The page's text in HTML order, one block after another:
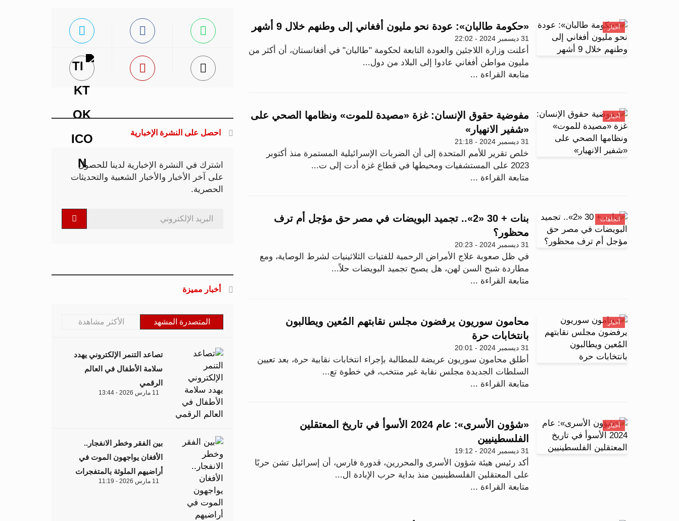
أخبار «حكومة طالبان»: عودة نحو مليون أفغاني إلى وطنهم خلال 9 أشهر
31 ديسمبر 2024 - 22:02
أعلنت وزارة اللاجئين والعودة التابعة لحكومة "طالبان" في أفغانستان، أن أكثر من
مليون مواطن أفغاني عادوا إلى البلاد من دول...
متابعة القراءة ...
أخبار
مفوضية حقوق الإنسان: غزة «مصيدة للموت» ونظامها الصحي على
«شفير الانهيار»
31 ديسمبر 2024 - 21:18
خلص تقرير للأمم المتحدة إلى أن الضربات الإسرائيلية المستمرة منذ أكتوبر
2023 على المستشفيات ومحيطها في قطاع غزة أدت إلى ت...
متابعة القراءة ...
اتجاهات
بنات + 30 «2».. تجميد البويضات في مصر حق مؤجل أم ترف
محظور؟
31 ديسمبر 2024 - 20:23
في ظل صعوبة علاج الأمراض الرحمية للفتيات الثلاثينيات لشرط الوصاية، ومع
مطاردة شبح السن لهن، هل يصبح تجميد البويضات حلاً...
متابعة القراءة ...
أخبار
محامون سوريون يرفضون مجلس نقابتهم المُعين ويطالبون
بانتخابات حرة
31 ديسمبر 2024 - 20:01
أطلق محامون سوريون عريضة للمطالبة بإجراء انتخابات نقابية حرة، بعد تعيين
السلطات الجديدة مجلس نقابة غير منتخب، في خطوة تع...
متابعة القراءة ...
أخبار
«شؤون الأسرى»: عام 2024 الأسوأ في تاريخ المعتقلين
الفلسطينيين
31 ديسمبر 2024 - 19:12
أكد رئيس هيئة شؤون الأسرى والمحررين، قدورة فارس، أن إسرائيل تشن حربًا
على المعتقلين الفلسطينيين منذ بداية حرب الإبادة ال...
متابعة القراءة ...
احصل على النشرة الإخبارية
اشترك في النشرة الإخبارية لدينا للحصول
على آخر الأخبار والأخبار الشعبية والتحديثات
الحصرية.
أخبار مميزة
المتصدرة المشهد الأكثر مشاهدة
تصاعد التنمر الإلكتروني يهدد
سلامة الأطفال في العالم
الرقمي
11 مارس 2026 - 13:44
بين الفقر وخطر الانفجار..
الأفغان يواجهون الموت في
أراضيهم الملوثة بالمتفجرات
11 مارس 2026 - 11:19